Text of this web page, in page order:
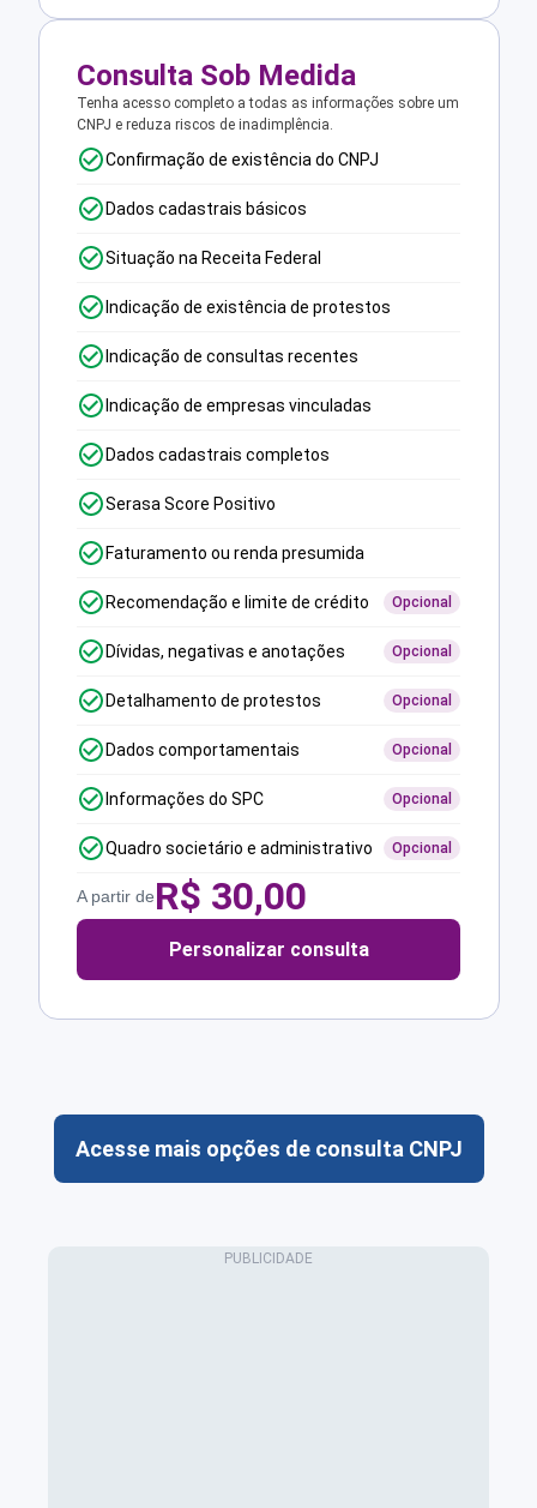
Consulta Sob Medida
Tenha acesso completo a todas as informações sobre um
CNPJ e reduza riscos de inadimplência.
Confirmação de existência do CNPJ
Dados cadastrais básicos
Situação na Receita Federal
Indicação de existência de protestos
Indicação de consultas recentes
Indicação de empresas vinculadas
Dados cadastrais completos
Serasa Score Positivo
Faturamento ou renda presumida
Recomendação e limite de crédito Opcional
Dívidas, negativas e anotações Opcional
Detalhamento de protestos Opcional
Dados comportamentais Opcional
Informações do SPC Opcional
Quadro societário e administrativo Opcional
A partir deR$ 30,00
Personalizar consulta
Acesse mais opções de consulta CNPJ